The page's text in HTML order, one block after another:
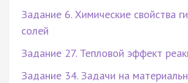
Задание 6. Химические свойства
солей
Задание 27. Тепловой эффект
Задание 34. Задачи на